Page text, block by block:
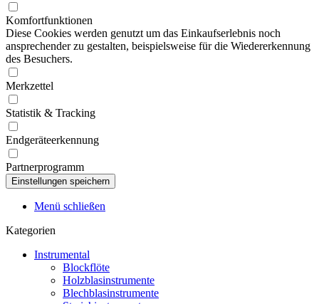
Komfortfunktionen
Diese Cookies werden genutzt um das Einkaufserlebnis noch
ansprechender zu gestalten, beispielsweise für die Wiedererkennung
des Besuchers.
Merkzettel
Statistik & Tracking
Endgeräteerkennung
Partnerprogramm
Menü schließen
Kategorien
Instrumental
Blockflöte
Holzblasinstrumente
Blechblasinstrumente